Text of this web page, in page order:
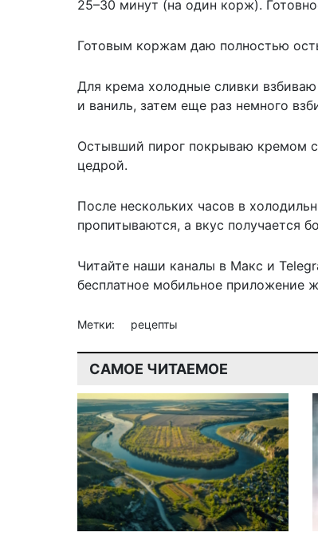
25–30 минут (на один корж).
Готовым коржам даю полностью
Для крема холодные сливки
и ваниль, затем еще раз немного
Остывший пирог покрываю кремом
цедрой.
После нескольких часов в
пропитываются, а вкус получается
Читайте наши каналы в Макс и
бесплатное мобильное приложение
Метки: рецепты
САМОЕ ЧИТАЕМОЕ